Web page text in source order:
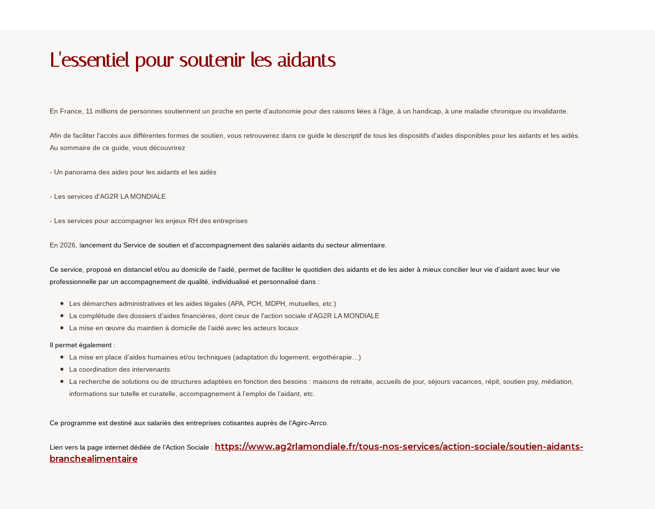
L'essentiel pour soutenir les aidants
En France, 11 millions de personnes soutiennent un proche en perte d’autonomie pour des raisons liées à l’âge, à un handicap, à une maladie chronique ou invalidante.
Afin de faciliter l'accès aux différentes formes de soutien, vous retrouverez dans ce guide le descriptif de tous les dispositifs d'aides disponibles pour les aidants et les aidés.
Au sommaire de ce guide, vous découvrirez
- Un panorama des aides pour les aidants et les aidés
- Les services d'AG2R LA MONDIALE
- Les services pour accompagner les enjeux RH des entreprises
En 2026, lancement du Service de soutien et d’accompagnement des salariés aidants du secteur alimentaire.
Ce service, proposé en distanciel et/ou au domicile de l’aidé, permet de faciliter le quotidien des aidants et de les aider à mieux concilier leur vie d’aidant avec leur vie
professionnelle par un accompagnement de qualité, individualisé et personnalisé dans :
Les démarches administratives et les aides légales (APA, PCH, MDPH, mutuelles, etc.)
La complétude des dossiers d’aides financières, dont ceux de l'action sociale d'AG2R LA MONDIALE
La mise en œuvre du maintien à domicile de l’aidé avec les acteurs locaux
Il permet également :
La mise en place d’aides humaines et/ou techniques (adaptation du logement, ergothérapie…)
La coordination des intervenants
La recherche de solutions ou de structures adaptées en fonction des besoins : maisons de retraite, accueils de jour, séjours vacances, répit, soutien psy, médiation,
informations sur tutelle et curatelle, accompagnement à l’emploi de l’aidant, etc.
Ce programme est destiné aux salariés des entreprises cotisantes auprès de l’Agirc-Arrco.
Lien vers la page internet dédiée de l’Action Sociale : https://www.ag2rlamondiale.fr/tous-nos-services/action-sociale/soutien-aidants-
branchealimentaire